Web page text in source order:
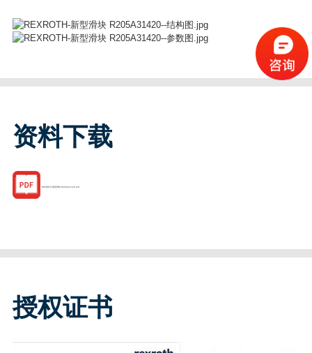
资料下载
REXROTH-新型滑块 R205A31420.pdf
授权证书